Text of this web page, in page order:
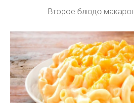
Второе блюдо